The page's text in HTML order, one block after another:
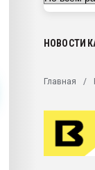
29.07.2026 ФРП
Вакуум-
28.07.2026
первый план в
пластмасс
НОВОСТИ
Главная